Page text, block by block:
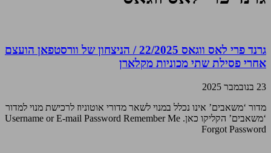
גרנד פרי לאס ווגאס 22/2025 / הניצחון של וורסטפאן הועצם
אחרי פסילת שתי מכוניות מקלארן
23 בנובמבר 2025
מדור ‘משאבים’ אינו נכלל במנוי לשאר מדורי אוטוניוז לרכישת מנוי למדור
‘משאבים’ הקליקו כאן. Username or E-mail Password Remember Me
Forgot Password